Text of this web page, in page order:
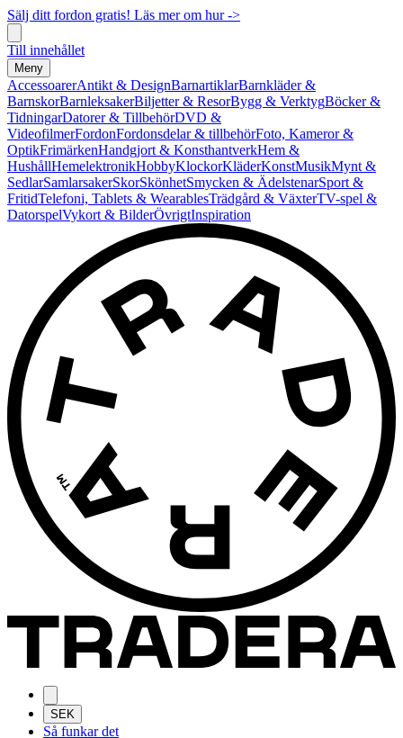
Sälj ditt fordon gratis! Läs mer om hur ->
Till innehållet
Meny
AccessoarerAntikt & DesignBarnartiklarBarnkläder &
BarnskorBarnleksakerBiljetter & ResorBygg & VerktygBöcker &
TidningarDatorer & TillbehörDVD &
VideofilmerFordonFordonsdelar & tillbehörFoto, Kameror &
OptikFrimärkenHandgjort & KonsthantverkHem &
HushållHemelektronikHobbyKlockorKläderKonstMusikMynt &
SedlarSamlarsakerSkorSkönhetSmycken & ÄdelstenarSport &
FritidTelefoni, Tablets & WearablesTrädgård & VäxterTV-spel &
DatorspelVykort & BilderÖvrigtInspiration
SEK
Så funkar det